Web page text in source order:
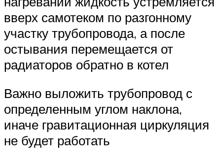
вверх самотеком по разгонному
участку трубопровода, а после
остывания перемещается от
радиаторов обратно в котел
Важно выложить трубопровод с
определенным углом наклона,
иначе гравитационная циркуляция
не будет работать